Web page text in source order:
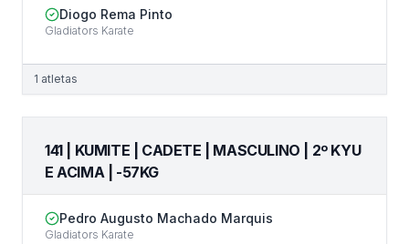
Diogo Rema Pinto
Gladiators Karate
1 atletas
141 | KUMITE | CADETE | MASCULINO | 2º KYU
E ACIMA | -57KG
Pedro Augusto Machado Marquis
Gladiators Karate